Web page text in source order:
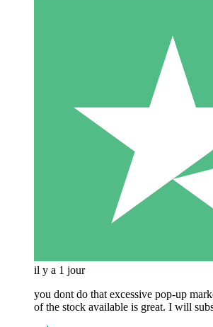
il y a 1 jour
you dont do that excessive pop-up
of the stock available is great. I will